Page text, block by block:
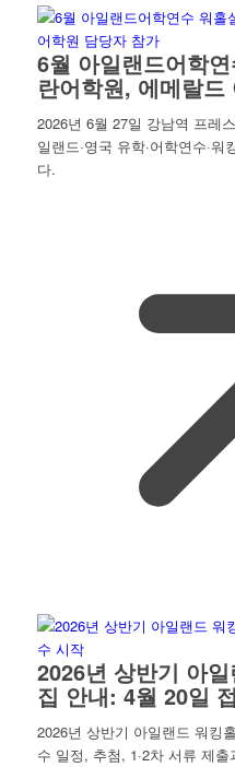
6월 아일랜드어학
란어학원, 에메랄
2026년 6월 27일 강남역 프레
일랜드·영국 유학·어학연수·
다.
2026년 상반기 아
집 안내: 4월 20일
2026년 상반기 아일랜드 워킹
수 일정, 추첨, 1·2차 서류 제